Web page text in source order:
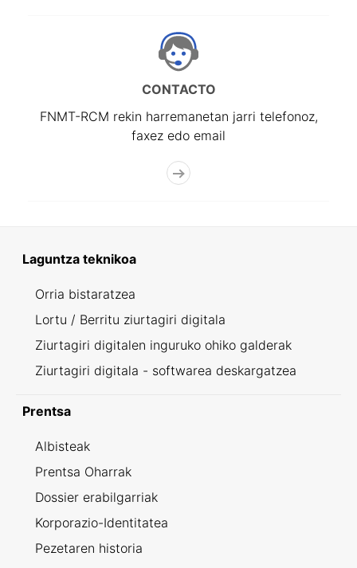
CONTACTO
FNMT-RCM rekin harremanetan jarri telefonoz,
faxez edo email
Laguntza teknikoa
Orria bistaratzea
Lortu / Berritu ziurtagiri digitala
Ziurtagiri digitalen inguruko ohiko galderak
Ziurtagiri digitala - softwarea deskargatzea
Prentsa
Albisteak
Prentsa Oharrak
Dossier erabilgarriak
Korporazio-Identitatea
Pezetaren historia